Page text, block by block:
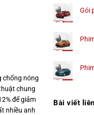
chống nóng
chung
để giảm
nhiều anh
Gói
Bài viết